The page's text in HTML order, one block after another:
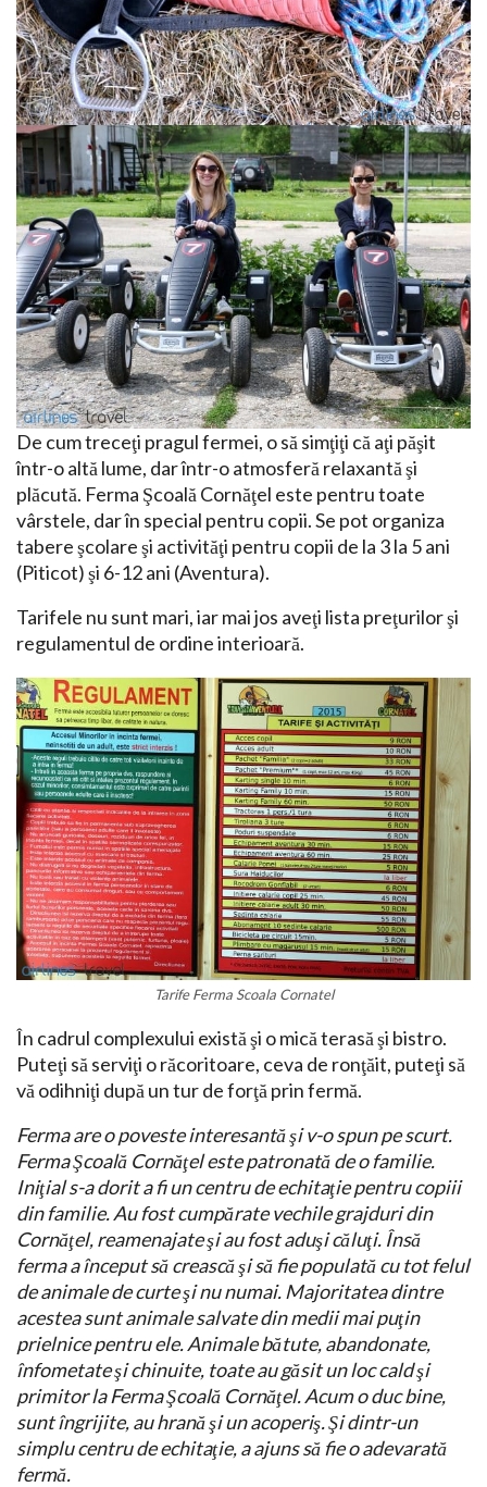
De cum treceţi pragul fermei, o să simţiţi că aţi păşit
într-o altă lume, dar într-o atmosferă relaxantă şi
plăcută. Ferma Şcoală Cornăţel este pentru toate
vârstele, dar în special pentru copii. Se pot organiza
tabere şcolare şi activităţi pentru copii de la 3 la 5 ani
(Piticot) şi 6-12 ani (Aventura).
Tarifele nu sunt mari, iar mai jos aveţi lista preţurilor şi
regulamentul de ordine interioară.
Tarife Ferma Scoala Cornatel
În cadrul complexului există şi o mică terasă şi bistro.
Puteţi să serviţi o răcoritoare, ceva de ronţăit, puteţi să
vă odihniţi după un tur de forţă prin fermă.
Ferma are o poveste interesantă şi v-o spun pe scurt.
Ferma Şcoală Cornăţel este patronată de o familie.
Iniţial s-a dorit a fi un centru de echitaţie pentru copiii
din familie. Au fost cumpărate vechile grajduri din
Cornăţel, reamenajate şi au fost aduşi căluţi. Însă
ferma a început să crească şi să fie populată cu tot felul
de animale de curte şi nu numai. Majoritatea dintre
acestea sunt animale salvate din medii mai puţin
prielnice pentru ele. Animale bătute, abandonate,
înfometate şi chinuite, toate au găsit un loc cald şi
primitor la Ferma Şcoală Cornăţel. Acum o duc bine,
sunt îngrijite, au hrană şi un acoperiş. Şi dintr-un
simplu centru de echitaţie, a ajuns să fie o adevarată
fermă.